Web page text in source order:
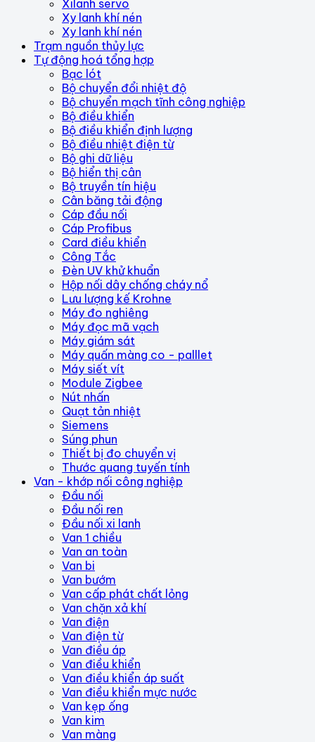
Xilanh servo
Xy lanh khí nén
Xy lanh khí nén
Trạm nguồn thủy lực
Tự động hoá tổng hợp
Bạc lót
Bộ chuyển đổi nhiệt độ
Bộ chuyển mạch tĩnh công nghiệp
Bộ điều khiển
Bộ điều khiển định lượng
Bộ điều nhiệt điện từ
Bộ ghi dữ liệu
Bộ hiển thị cân
Bộ truyền tín hiệu
Cân băng tải động
Cáp đầu nối
Cáp Profibus
Card điều khiển
Công Tắc
Đèn UV khử khuẩn
Hộp nối dây chống cháy nổ
Lưu lượng kế Krohne
Máy đo nghiêng
Máy đọc mã vạch
Máy giám sát
Máy quấn màng co - palllet
Máy siết vít
Module Zigbee
Nút nhấn
Quạt tản nhiệt
Siemens
Súng phun
Thiết bị đo chuyển vị
Thước quang tuyến tính
Van - khớp nối công nghiệp
Đầu nối
Đầu nối ren
Đầu nối xi lanh
Van 1 chiều
Van an toàn
Van bi
Van bướm
Van cấp phát chất lỏng
Van chặn xả khí
Van điện
Van điện từ
Van điều áp
Van điều khiển
Van điều khiển áp suất
Van điều khiển mực nước
Van kẹp ống
Van kim
Van màng